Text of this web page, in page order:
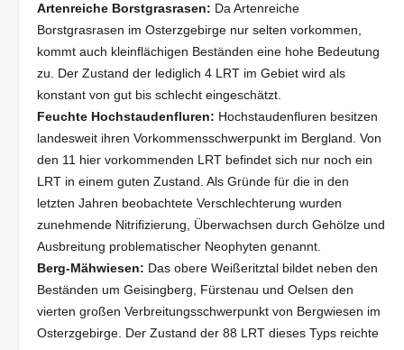
Artenreiche Borstgrasrasen: Da Artenreiche
Borstgrasrasen im Osterzgebirge nur selten vorkommen,
kommt auch kleinflächigen Beständen eine hohe Bedeutung
zu. Der Zustand der lediglich 4 LRT im Gebiet wird als
konstant von gut bis schlecht eingeschätzt.
Feuchte Hochstaudenfluren: Hochstaudenfluren besitzen
landesweit ihren Vorkommensschwerpunkt im Bergland. Von
den 11 hier vorkommenden LRT befindet sich nur noch ein
LRT in einem guten Zustand. Als Gründe für die in den
letzten Jahren beobachtete Verschlechterung wurden
zunehmende Nitrifizierung, Überwachsen durch Gehölze und
Ausbreitung problematischer Neophyten genannt.
Berg-Mähwiesen: Das obere Weißeritztal bildet neben den
Beständen um Geisingberg, Fürstenau und Oelsen den
vierten großen Verbreitungsschwerpunkt von Bergwiesen im
Osterzgebirge. Der Zustand der 88 LRT dieses Typs reichte